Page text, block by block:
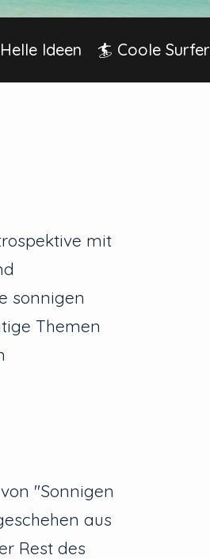
Ideen 🏄 Coole Surfer
mit
sonnigen
Themen
"Sonnigen
aus
Rest des